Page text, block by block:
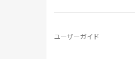
ユーザーガイド